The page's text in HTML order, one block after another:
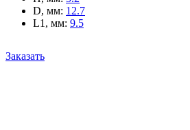
D, мм: 12.7
L1, мм: 9.5
Заказать